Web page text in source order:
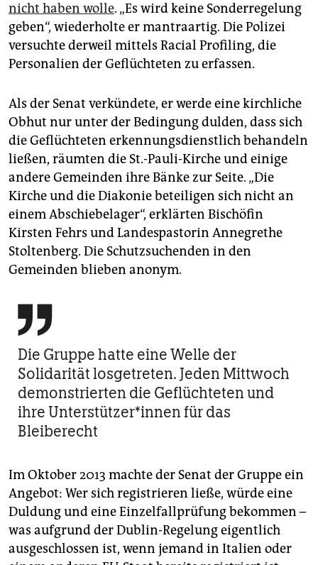
nicht haben wolle. „Es wird keine Sonderregelung
geben“, wiederholte er mantraartig. Die Polizei
versuchte derweil mittels Racial Profiling, die
Personalien der Geflüchteten zu erfassen.
Als der Senat verkündete, er werde eine kirchliche
Obhut nur unter der Bedingung dulden, dass sich
die Geflüchteten erkennungsdienstlich behandeln
ließen, räumten die St.-Pauli-Kirche und einige
andere Gemeinden ihre Bänke zur Seite. „Die
Kirche und die Diakonie beteiligen sich nicht an
einem Abschiebelager“, erklärten Bischöfin
Kirsten Fehrs und Landespastorin Annegrethe
Stoltenberg. Die Schutzsuchenden in den
Gemeinden blieben anonym.

Die Gruppe hatte eine Welle der
Solidarität losgetreten. Jeden Mittwoch
demonstrierten die Geflüchteten und
ihre Un­ter­stüt­ze­r*in­nen für das
Bleiberecht
Im Oktober 2013 machte der Senat der Gruppe ein
Angebot: Wer sich registrieren ließe, würde eine
Duldung und eine Einzelfallprüfung bekommen –
was aufgrund der Dublin-Regelung eigentlich
ausgeschlossen ist, wenn jemand in Italien oder